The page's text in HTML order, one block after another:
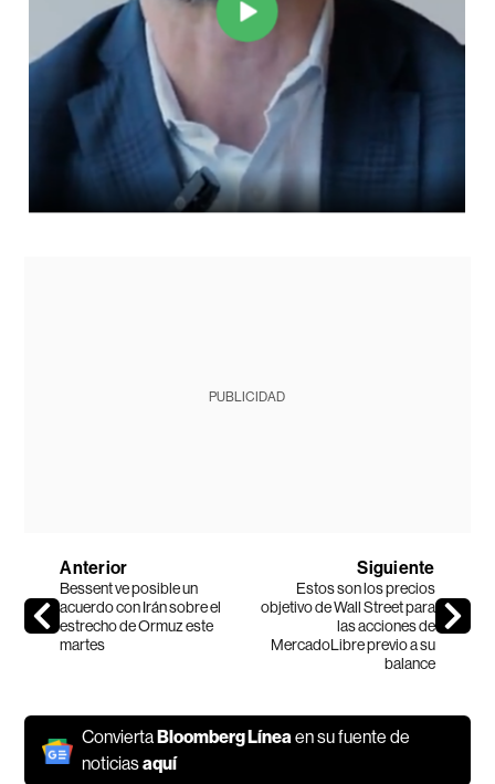
PUBLICIDAD
Anterior
Bessent ve posible un
acuerdo con Irán sobre el
estrecho de Ormuz este
martes
Siguiente
Estos son los precios
objetivo de Wall Street para
las acciones de
MercadoLibre previo a su
balance
Convierta Bloomberg Líneaen su fuente de
noticiasaquí